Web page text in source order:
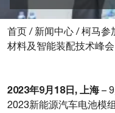
首页 / 新闻中心 /柯马参
材料及智能装配技术峰会
2023年9月18日, 上海 –
2023新能源汽车电池模